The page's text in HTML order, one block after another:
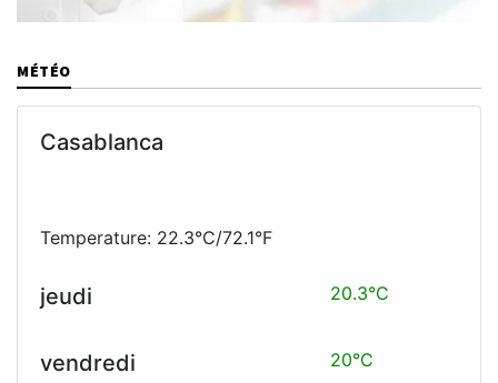
MÉTÉO
Casablanca
Temperature: 22.3°C/72.1°F
jeudi 20.3°C
vendredi 20°C